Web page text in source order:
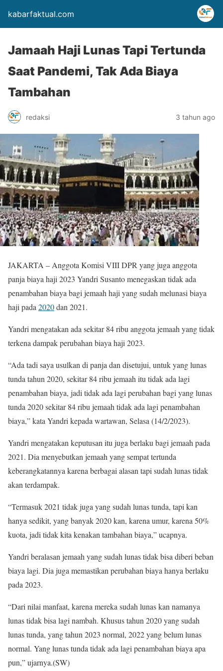
kabarfaktual.com
Jamaah Haji Lunas Tapi Tertunda
Saat Pandemi, Tak Ada Biaya
Tambahan
redaksi 3 tahun ago
JAKARTA – Anggota Komisi VIII DPR yang juga anggota
panja biaya haji 2023 Yandri Susanto menegaskan tidak ada
penambahan biaya bagi jemaah haji yang sudah melunasi biaya
haji pada 2020dan 2021.
Yandri mengatakan ada sekitar 84 ribu anggota jemaah yang tidak
terkena dampak perubahan biaya haji 2023.
“Ada tadi saya usulkan di panja dan disetujui, untuk yang lunas
tunda tahun 2020, sekitar 84 ribu jemaah itu tidak ada lagi
penambahan biaya, jadi tidak ada lagi perubahan bagi yang lunas
tunda 2020 sekitar 84 ribu jemaah tidak ada lagi penambahan
biaya,” kata Yandri kepada wartawan, Selasa (14/2/2023).
Yandri mengatakan keputusan itu juga berlaku bagi jemaah pada
2021. Dia menyebutkan jemaah yang sempat tertunda
keberangkatannya karena berbagai alasan tapi sudah lunas tidak
akan terdampak.
“Termasuk 2021 tidak juga yang sudah lunas tunda, tapi kan
hanya sedikit, yang banyak 2020 kan, karena umur, karena 50%
kuota, jadi tidak kita kenakan tambahan biaya,” ucapnya.
Yandri beralasan jemaah yang sudah lunas tidak bisa diberi beban
biaya lagi. Dia juga memastikan perubahan biaya hanya berlaku
pada 2023.
“Dari nilai manfaat, karena mereka sudah lunas kan namanya
lunas tidak bisa lagi nambah. Khusus tahun 2020 yang sudah
lunas tunda, yang tahun 2023 normal, 2022 yang belum lunas
normal. Yang lunas tunda tidak ada lagi penambahan biaya apa
pun,” ujarnya.(SW)